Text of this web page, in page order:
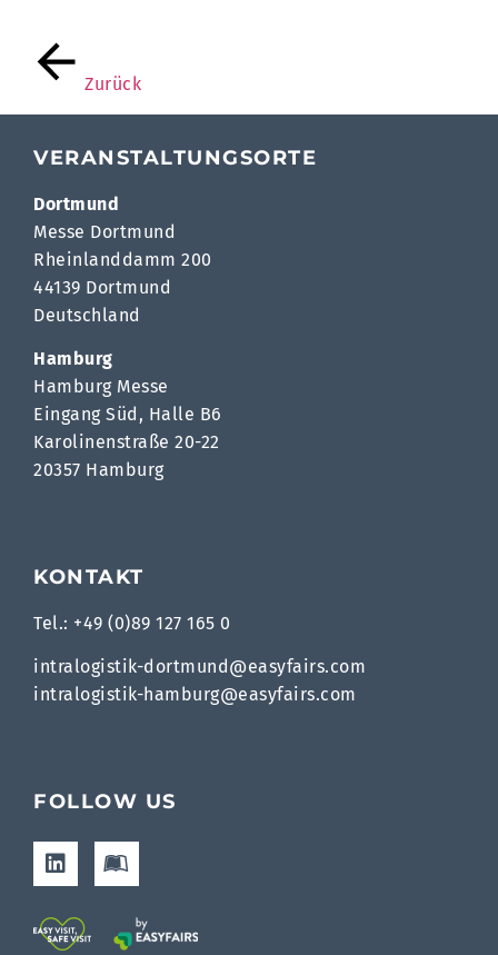
Zurück
VERANSTALTUNGSORTE
Dortmund
Messe Dortmund
Rheinlanddamm 200
44139 Dortmund
Deutschland
Hamburg
Hamburg Messe
Eingang Süd, Halle B6
Karolinenstraße 20-22
20357 Hamburg
KONTAKT
Tel.: +49 (0)89 127 165 0
intralogistik-dortmund@easyfairs.com
intralogistik-hamburg@easyfairs.com
FOLLOW US